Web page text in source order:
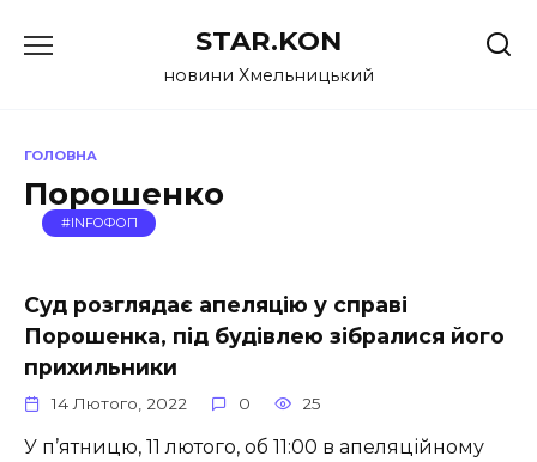
до
STAR.KON
новини Хмельницький
ГОЛОВНА
Порошенко
#INFOФОП
Суд розглядає апеляцію у справі
Порошенка, під будівлею зібралися його
прихильники
14 Лютого, 2022 0 25
У п’ятницю, 11 лютого, об 11:00 в апеляційному